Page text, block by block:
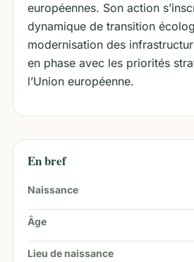
européennes. Son action
dynamique de transition
modernisation des
en phase avec les priorités
l’Union européenne.
En bref
Naissance
Âge
Lieu de naissance